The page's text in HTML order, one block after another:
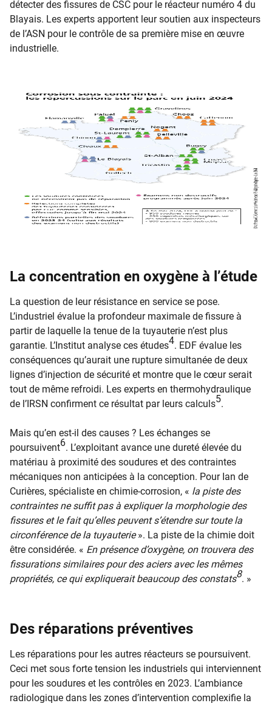
détecter des fissures de CSC pour le réacteur numéro 4 du
Blayais. Les experts apportent leur soutien aux inspecteurs
de l’ASN pour le contrôle de sa première mise en œuvre
industrielle.
La concentration en oxygène à l’étude
La question de leur résistance en service se pose.
L’industriel évalue la profondeur maximale de fissure à
partir de laquelle la tenue de la tuyauterie n’est plus
garantie. L’Institut analyse ces études4. EDF évalue les
conséquences qu’aurait une rupture simultanée de deux
lignes d’injection de sécurité et montre que le cœur serait
tout de même refroidi. Les experts en thermohydraulique
de l’IRSN confirment ce résultat par leurs calculs5.
Mais qu’en est-il des causes ? Les échanges se
poursuivent6. L’exploitant avance une dureté élevée du
matériau à proximité des soudures et des contraintes
mécaniques non anticipées à la conception. Pour Ian de
Curières, spécialiste en chimie-corrosion, « la piste des
contraintes ne suffit pas à expliquer la morphologie des
fissures et le fait qu’elles peuvent s’étendre sur toute la
circonférence de la tuyauterie». La piste de la chimie doit
être considérée. « En présence d’oxygène, on trouvera des
fissurations similaires pour des aciers avec les mêmes
propriétés, ce qui expliquerait beaucoup des constats8. »
Des réparations préventives
Les réparations pour les autres réacteurs se poursuivent.
Ceci met sous forte tension les industriels qui interviennent
pour les soudures et les contrôles en 2023. L’ambiance
radiologique dans les zones d’intervention complexifie la